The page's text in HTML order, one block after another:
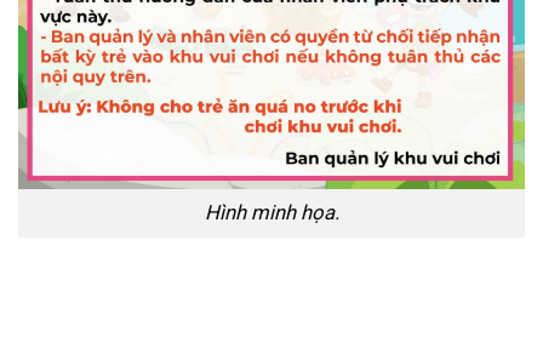
Hình minh họa.